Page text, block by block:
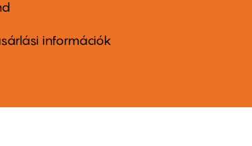
információk